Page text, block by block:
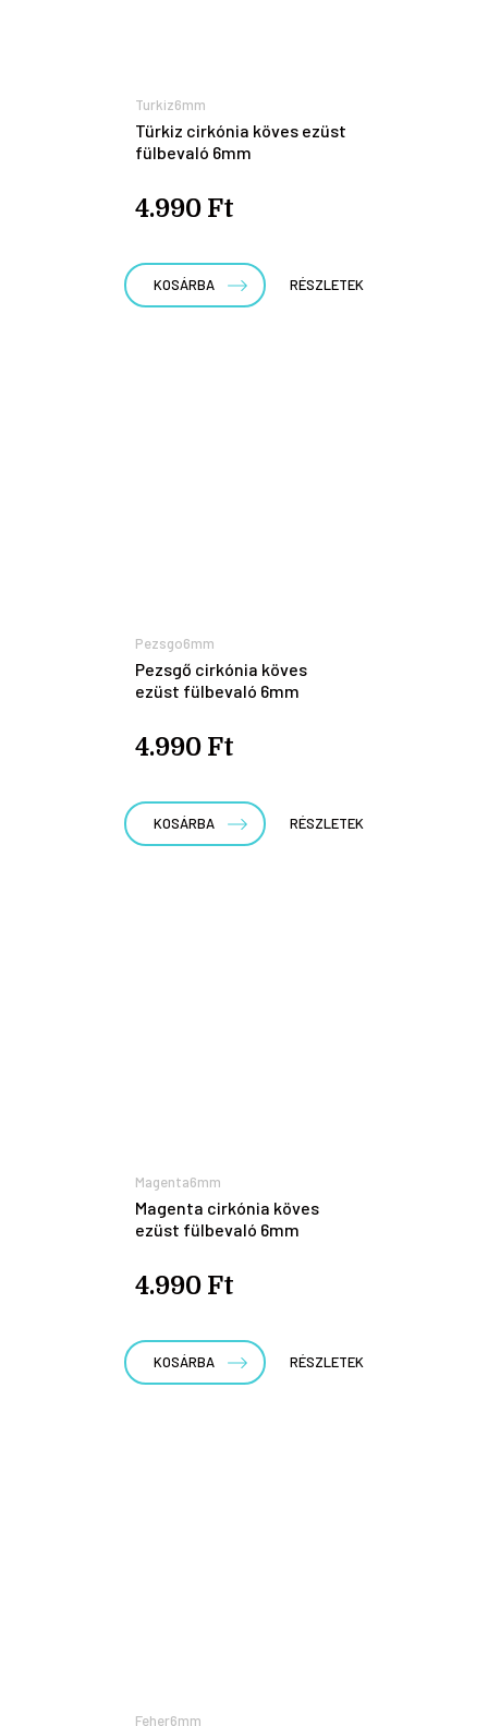
Turkiz6mm
Türkiz cirkónia köves ezüst
fülbevaló 6mm
4.990 Ft
KOSÁRBA RÉSZLETEK
Pezsgo6mm
Pezsgő cirkónia köves
ezüst fülbevaló 6mm
4.990 Ft
KOSÁRBA RÉSZLETEK
Magenta6mm
Magenta cirkónia köves
ezüst fülbevaló 6mm
4.990 Ft
KOSÁRBA RÉSZLETEK
Feher6mm